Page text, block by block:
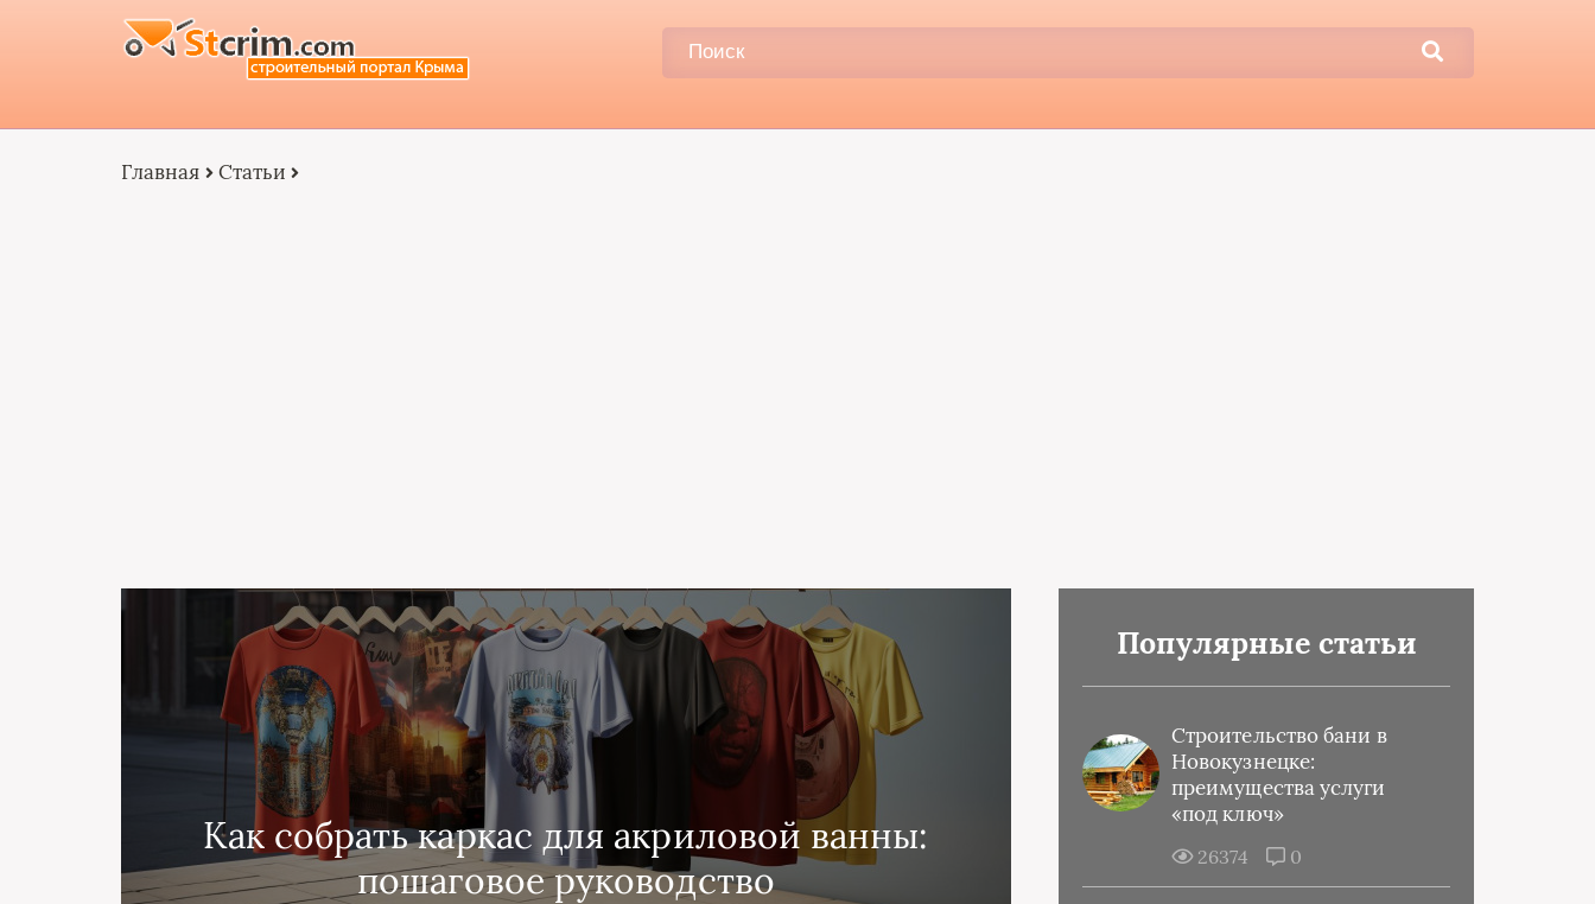
Главная Статьи
Как собрать каркас для акриловой ванны:
пошаговое руководство
Популярные статьи
Строительство бани в
Новокузнецке:
преимущества услуги
«под ключ»
26374 0